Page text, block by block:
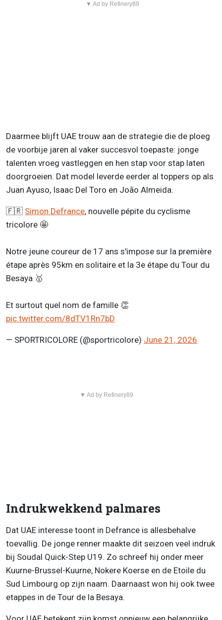
▼ Ad by Refinery89
Daarmee blijft UAE trouw aan de strategie die de ploeg
de voorbije jaren al vaker succesvol toepaste: jonge
talenten vroeg vastleggen en hen stap voor stap laten
doorgroeien. Dat model leverde eerder al toppers op als
Juan Ayuso, Isaac Del Toro en João Almeida.
🇫🇷 Simon Defrance, nouvelle pépite du cyclisme
tricolore 🤩
Notre jeune coureur de 17 ans s'impose sur la première
étape après 95km en solitaire et la 3e étape du Tour du
Besaya 🥇
Et surtout quel nom de famille 👏
pic.twitter.com/8dTV1Rn7bD
— SPORTRICOLORE (@sportricolore) June 21, 2026
▼ Ad by Refinery89
Indrukwekkend palmares
Dat UAE interesse toont in Defrance is allesbehalve
toevallig. De jonge renner maakte dit seizoen veel indruk
bij Soudal Quick-Step U19. Zo schreef hij onder meer
Kuurne-Brussel-Kuurne, Nokere Koerse en de Etoile du
Sud Limbourg op zijn naam. Daarnaast won hij ook twee
etappes in de Tour de la Besaya.